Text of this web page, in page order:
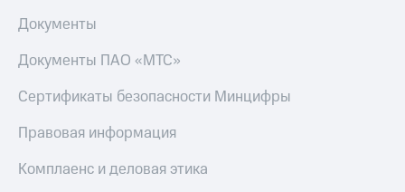
интернета
ТВ
Переводы
с
телефона
на карту
МТС Pay
Документы
Документы ПАО «МТС»
Сертификаты безопасности Минцифры
Правовая информация
Комплаенс и деловая этика